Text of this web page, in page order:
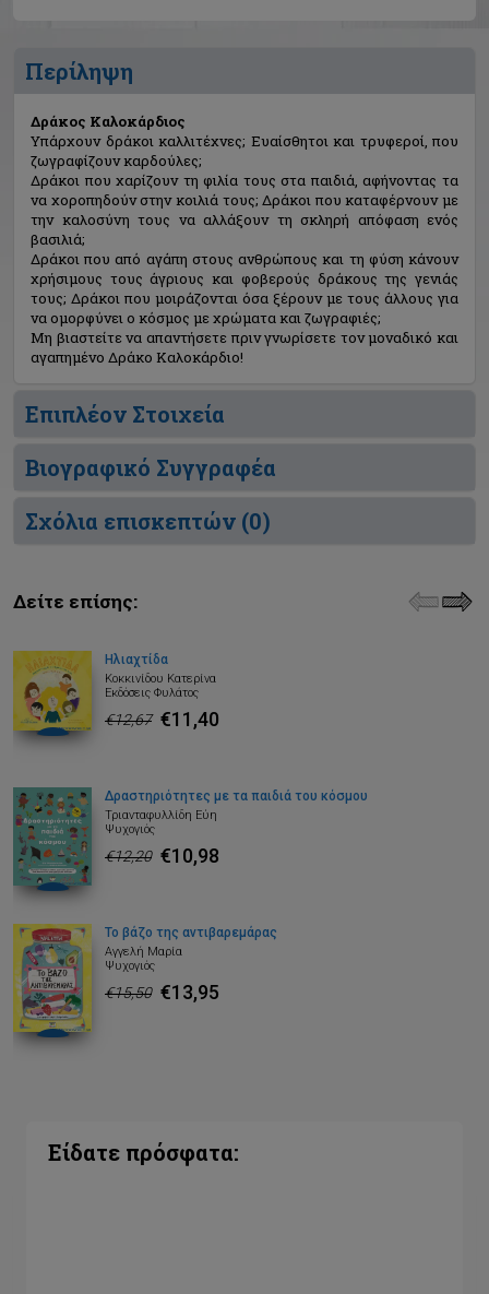
Περίληψη
Δράκος Καλoκάρδιος
Υπάρχουν δράκοι καλλιτέχνες; Ευαίσθητοι και τρυφεροί, που
ζωγραφίζουν καρδούλες;
Δράκοι που χαρίζουν τη φιλία τους στα παιδιά, αφήνοντας τα
να χοροπηδούν στην κοιλιά τους; Δράκοι που καταφέρνουν με
την καλοσύνη τους να αλλάξουν τη σκληρή απόφαση ενός
βασιλιά;
Δράκοι που από αγάπη στους ανθρώπους και τη φύση κάνουν
χρήσιμους τους άγριους και φοβερούς δράκους της γενιάς
τους; Δράκοι που μοιράζονται όσα ξέρουν με τους άλλους για
να ομορφύνει ο κόσμος με χρώματα και ζωγραφιές;
Μη βιαστείτε να απαντήσετε πριν γνωρίσετε τον μοναδικό και
αγαπημένο Δράκο Καλοκάρδιο!
Επιπλέον Στοιχεία
Βιογραφικό Συγγραφέα
Σχόλια επισκεπτών (0)
Δείτε επίσης:
Ηλιαχτίδα
Κοκκινίδου Κατερίνα
Εκδόσεις Φυλάτος
€12,67 €11,40
Δραστηριότητες με τα παιδιά του κόσμου
Τριανταφυλλίδη Εύη
Ψυχογιός
€12,20 €10,98
Το βάζο της αντιβαρεμάρας
Αγγελή Μαρία
Ψυχογιός
€15,50 €13,95
Είδατε πρόσφατα: